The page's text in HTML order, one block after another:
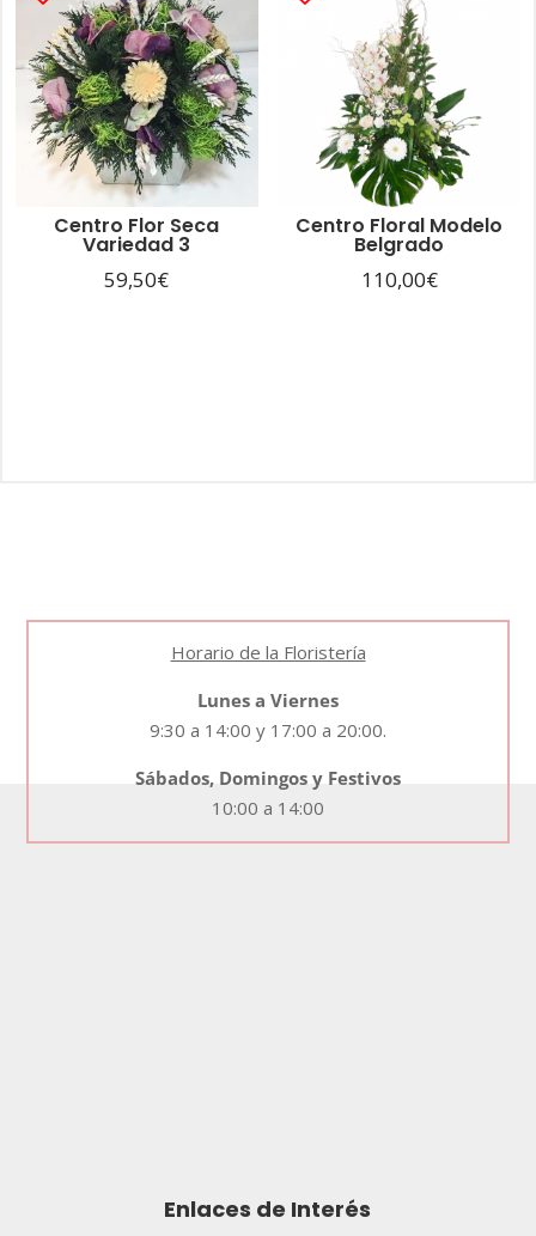
Centro Flor Seca
Variedad 3
59,50€
Centro Floral Modelo
Belgrado
110,00€
Horario de la Floristería
Lunes a Viernes
9:30 a 14:00 y 17:00 a 20:00.
Sábados, Domingos y Festivos
10:00 a 14:00
Enlaces de Interés